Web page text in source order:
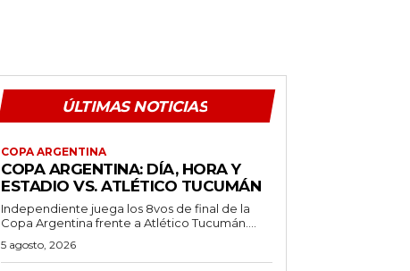
ÚLTIMAS NOTICIAS
COPA ARGENTINA
COPA ARGENTINA: DÍA, HORA Y
ESTADIO VS. ATLÉTICO TUCUMÁN
Independiente juega los 8vos de final de la
Copa Argentina frente a Atlético Tucumán....
5 agosto, 2026